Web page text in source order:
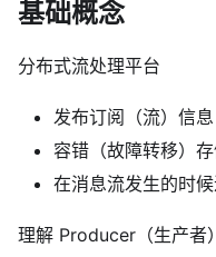
基础概念
分布式流处理平台
发布订阅（流）信息
容错（故障转移）
在消息流发生的时
理解 Producer（生产者）